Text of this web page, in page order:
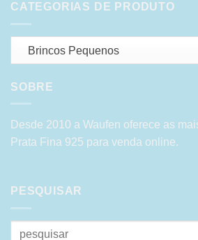
CATEGORIAS DE PRODUTO
Brincos Pequenos
SOBRE
Desde 2010 a Waufen oferece as
Prata Fina 925 para venda online.
PESQUISAR
Pesquisar